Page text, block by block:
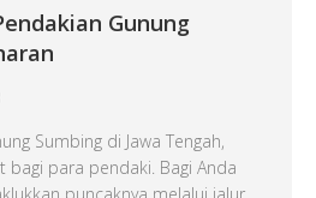
Gunung
Sumbing di Jawa Tengah,
bagi para pendaki. Bagi Anda